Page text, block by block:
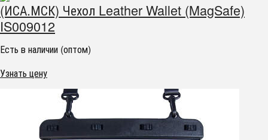
(ИСА.МСК) Чехол Leather Wallet (MagSafe)
IS009012
Есть в наличии (оптом)
Узнать цену